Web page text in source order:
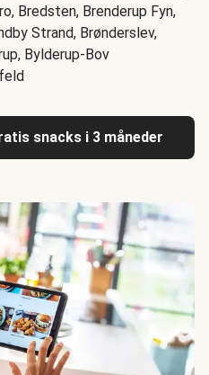
Bredsten, Brenderup Fyn,
Strand, Brønderslev,
Bylderup-Bov
snacks i 3 måneder